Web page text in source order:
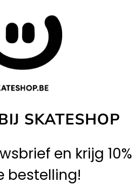
SKATESHOP
en krijg
bestelling!